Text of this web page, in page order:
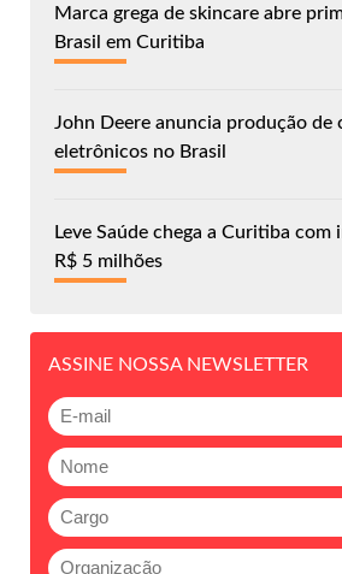
Marca grega de skincare abre
Brasil em Curitiba
John Deere anuncia produção de
eletrônicos no Brasil
Leve Saúde chega a Curitiba
R$ 5 milhões
ASSINE NOSSA NEWSLETTER